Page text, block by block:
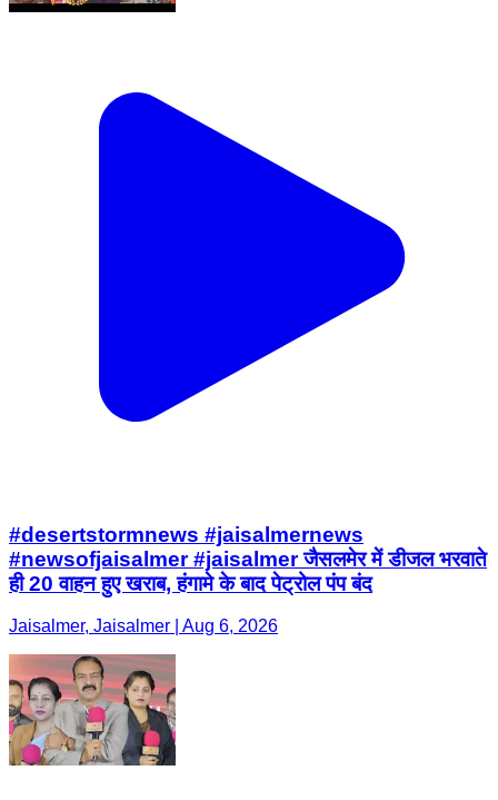
#desertstormnews #jaisalmernews
#newsofjaisalmer #jaisalmer जैसलमेर में डीजल भरवाते
ही 20 वाहन हुए खराब, हंगामे के बाद पेट्रोल पंप बंद
Jaisalmer, Jaisalmer | Aug 6, 2026